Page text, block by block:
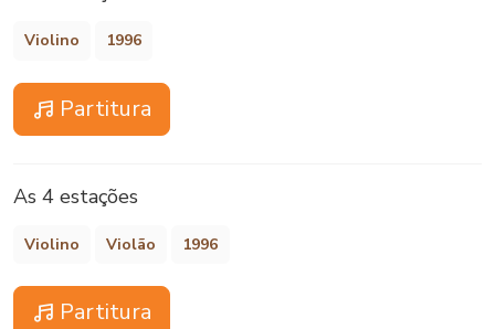
Violino 1996
Partitura
As 4 estações
Violino Violão 1996
Partitura